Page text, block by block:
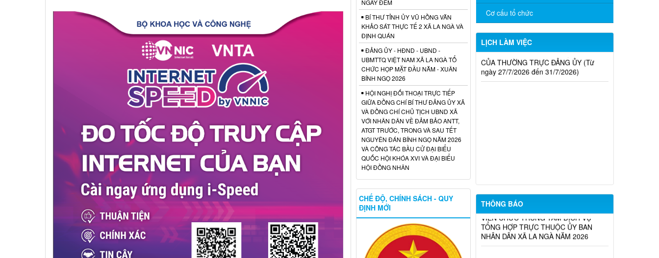
Cơ cấu tổ chức
LỊCH LÀM VIỆC
ĐẠO UBND XÃ (Từ ngày 27/7/2026 đến
ngày 01/8/2026)
CHƯƠNG TRÌNH LÀM VIỆC TUẦN
CỦA THƯỜNG TRỰC ĐẢNG ỦY (Từ
ngày 27/7/2026 đến 31/7/2026)
THÔNG BÁO
NỘP THUẾ ĐẤT PHI NÔNG NGHIỆP
NĂM 2026 TRÊN ỨNG DỤNG eTAX
MOBILE – NHANH CHÓNG, TIỆN LỢI,
VIÊN CHỨC TRUNG TÂM DỊCH VỤ
TỔNG HỢP TRỰC THUỘC ỦY BAN
NHÂN DÂN XÃ LA NGÀ NĂM 2026
NGÀY ĐÊM
BÍ THƯ TỈNH ỦY VŨ HỒNG VĂN
KHẢO SÁT THỰC TẾ 2 XÃ LA NGÀ VÀ
ĐỊNH QUÁN
ĐẢNG ỦY - HĐND - UBND -
UBMTTQ VIỆT NAM XÃ LA NGÀ TỔ
CHỨC HỌP MẶT ĐẦU NĂM - XUÂN
BÍNH NGỌ 2026
HỘI NGHỊ ĐỐI THOẠI TRỰC TIẾP
GIỮA ĐỒNG CHÍ BÍ THƯ ĐẢNG ỦY XÃ
VÀ ĐỒNG CHÍ CHỦ TỊCH UBND XÃ
VỚI NHÂN DÂN VỀ ĐẢM BẢO ANTT,
ATGT TRƯỚC, TRONG VÀ SAU TẾT
NGUYÊN ĐÁN BÍNH NGỌ NĂM 2026
VÀ CÔNG TÁC BẦU CỬ ĐẠI BIỂU
QUỐC HỘI KHÓA XVI VÀ ĐẠI BIỂU
HỘI ĐỒNG NHÂN
CHẾ ĐỘ, CHÍNH SÁCH - QUY
ĐỊNH MỚI